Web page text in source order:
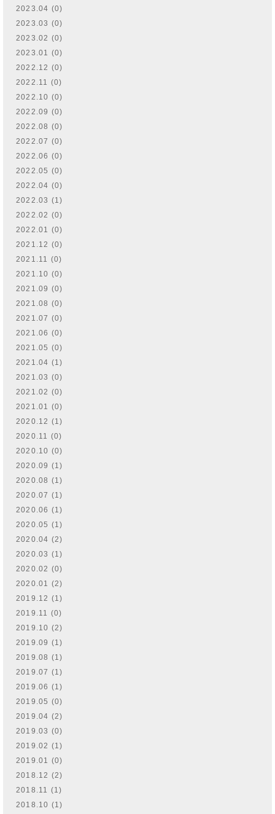
2023.04 (0)
2023.03 (0)
2023.02 (0)
2023.01 (0)
2022.12 (0)
2022.11 (0)
2022.10 (0)
2022.09 (0)
2022.08 (0)
2022.07 (0)
2022.06 (0)
2022.05 (0)
2022.04 (0)
2022.03 (1)
2022.02 (0)
2022.01 (0)
2021.12 (0)
2021.11 (0)
2021.10 (0)
2021.09 (0)
2021.08 (0)
2021.07 (0)
2021.06 (0)
2021.05 (0)
2021.04 (1)
2021.03 (0)
2021.02 (0)
2021.01 (0)
2020.12 (1)
2020.11 (0)
2020.10 (0)
2020.09 (1)
2020.08 (1)
2020.07 (1)
2020.06 (1)
2020.05 (1)
2020.04 (2)
2020.03 (1)
2020.02 (0)
2020.01 (2)
2019.12 (1)
2019.11 (0)
2019.10 (2)
2019.09 (1)
2019.08 (1)
2019.07 (1)
2019.06 (1)
2019.05 (0)
2019.04 (2)
2019.03 (0)
2019.02 (1)
2019.01 (0)
2018.12 (2)
2018.11 (1)
2018.10 (1)